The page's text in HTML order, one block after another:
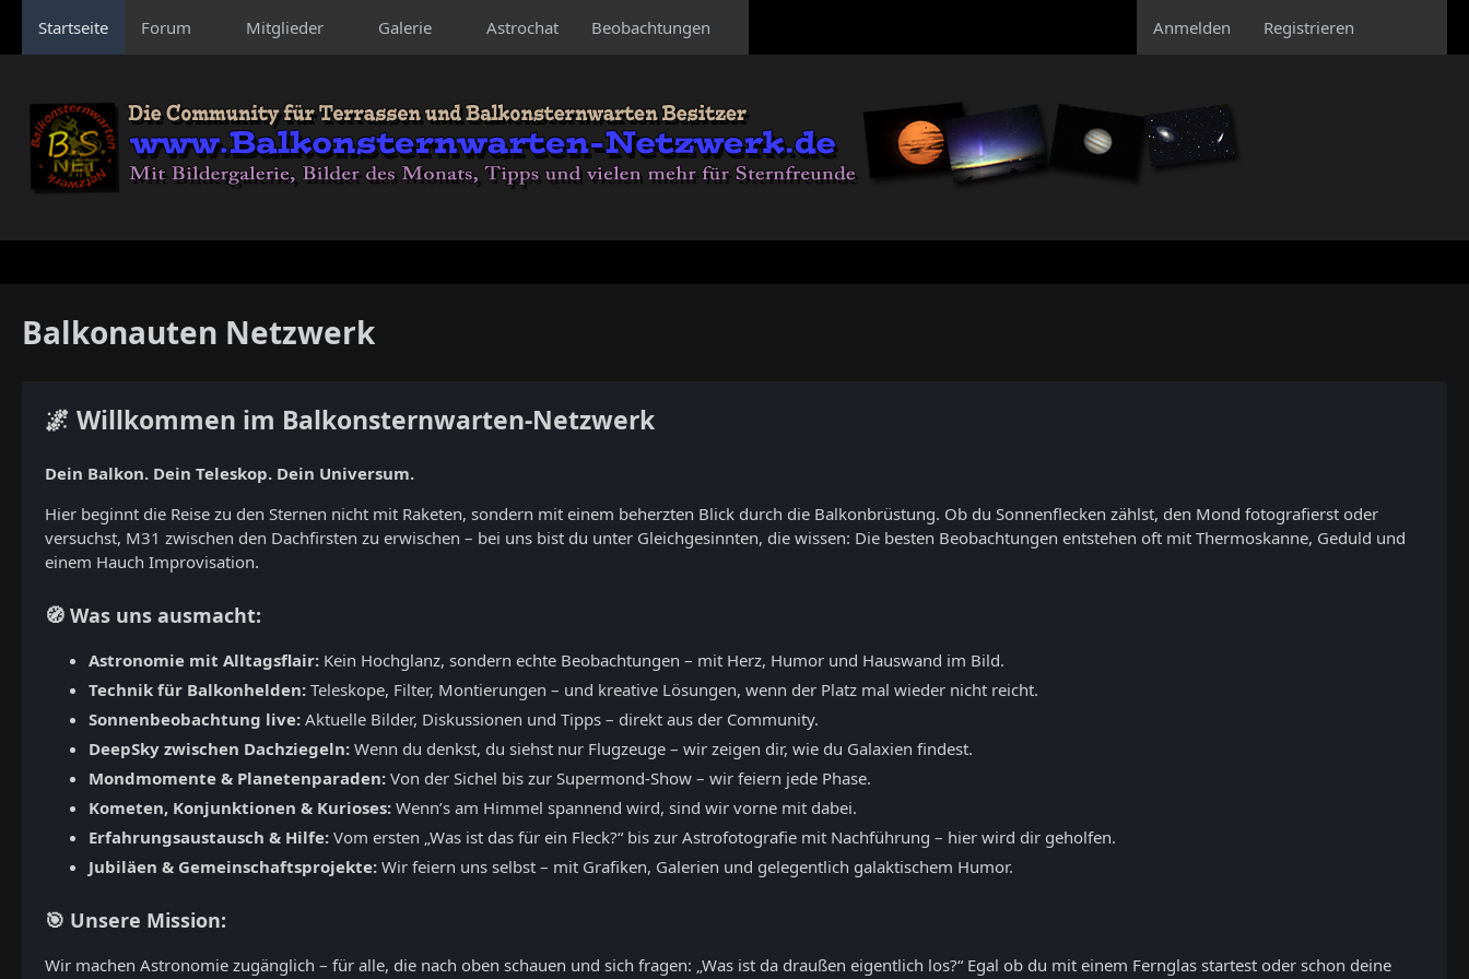
Startseite Forum Mitglieder Galerie Astrochat Beobachtungen Anmelden Registrieren
Balkonauten Netzwerk
🌌 Willkommen im Balkonsternwarten-Netzwerk
Dein Balkon. Dein Teleskop. Dein Universum.
Hier beginnt die Reise zu den Sternen nicht mit Raketen, sondern mit einem beherzten Blick durch die Balkonbrüstung. Ob du Sonnenflecken zählst, den Mond fotografierst oder
versuchst, M31 zwischen den Dachfirsten zu erwischen – bei uns bist du unter Gleichgesinnten, die wissen: Die besten Beobachtungen entstehen oft mit Thermoskanne, Geduld und
einem Hauch Improvisation.
🧭 Was uns ausmacht:
Astronomie mit Alltagsflair: Kein Hochglanz, sondern echte Beobachtungen – mit Herz, Humor und Hauswand im Bild.
Technik für Balkonhelden: Teleskope, Filter, Montierungen – und kreative Lösungen, wenn der Platz mal wieder nicht reicht.
Sonnenbeobachtung live: Aktuelle Bilder, Diskussionen und Tipps – direkt aus der Community.
DeepSky zwischen Dachziegeln: Wenn du denkst, du siehst nur Flugzeuge – wir zeigen dir, wie du Galaxien findest.
Mondmomente & Planetenparaden: Von der Sichel bis zur Supermond-Show – wir feiern jede Phase.
Kometen, Konjunktionen & Kurioses: Wenn’s am Himmel spannend wird, sind wir vorne mit dabei.
Erfahrungsaustausch & Hilfe: Vom ersten „Was ist das für ein Fleck?“ bis zur Astrofotografie mit Nachführung – hier wird dir geholfen.
Jubiläen & Gemeinschaftsprojekte: Wir feiern uns selbst – mit Grafiken, Galerien und gelegentlich galaktischem Humor.
🎯 Unsere Mission:
Wir machen Astronomie zugänglich – für alle, die nach oben schauen und sich fragen: „Was ist da draußen eigentlich los?“ Egal ob du mit einem Fernglas startest oder schon deine